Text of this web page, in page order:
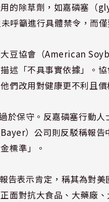
的除草劑，如嘉磷塞（
呼籲進行具體禁令，而僅
豆協會（American
述「不具事實依據」。
們改用對健康更不利且價
於保守。反嘉磷塞行動
）公司則反駁稱報告
標準」。
表示肯定，稱其為對美
面對抗大食品、大藥廠